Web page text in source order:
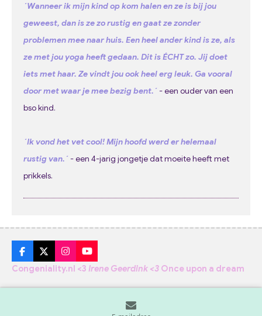
´Wanneer ik mijn kind op kom halen en ze is bij jou
geweest, dan is ze zo rustig en gaat ze zonder
problemen mee naar huis. Een heel ander kind is ze, als
ze met jou yoga heeft gedaan. Dit is ÉCHT zo. Jij doet
iets met haar. Ze vindt jou ook heel erg leuk. Ga vooral
door met waar je mee bezig bent.´ -een ouder van een
bso kind.
´Ik vond het vet cool! Mijn hoofd werd er helemaal
rustig van.´- een 4-jarig jongetje dat moeite heeft met
prikkels.
F
a
c
e
X
I
n
s
t
Y
o
u
T
Congeniality.nl <3 Irene Geerdink <3 Once upon a dream